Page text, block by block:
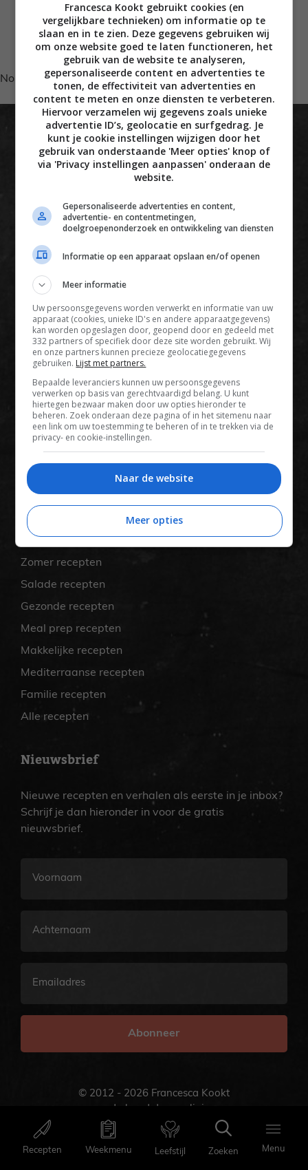
Recepten Weekmenu Zoeken Favorieten Menu
Recepten Weekmenu Leefstijl Zoeken Menu
Volg je mij al op Instagram?
No posts found.
Privacy voorwaarden
Contact
Instagram
Facebook
Pinterest
Home
Word gratis lid
Recepten
Leefstijl
Reizen
Shop Francesca Kookt boeken
Shop Voedzaam Leven Ontbijtgids
Samenwerken
Zomer recepten
Salade recepten
Gezonde recepten
Meal prep recepten
Makkelijke recepten
Mediterraanse recepten
Familie recepten
Alle recepten
Nieuwsbrief
Nieuwe recepten en verhalen als eerste in je inbox?
Schrijf je dan hieronder in voor de gratis
nieuwsbrief.
mailadres
© 2012 - 2026 Francesca Kookt
onderhoud door
onlinio
Francesca Kookt gebruikt cookies (en
vergelijkbare technieken) om informatie op te
slaan en in te zien. Deze gegevens gebruiken wij
om onze website goed te laten functioneren, het
gebruik van de website te analyseren,
gepersonaliseerde content en advertenties te
tonen, de effectiviteit van advertenties en
content te meten en onze diensten te verbeteren.
Hiervoor verzamelen wij gegevens zoals unieke
advertentie ID’s, geolocatie en surfgedrag. Je
kunt je cookie instellingen wijzigen door het
gebruik van onderstaande 'Meer opties' knop of
via 'Privacy instellingen aanpassen' onderaan de
website.
Gepersonaliseerde advertenties en content,
advertentie- en contentmetingen,
doelgroepenonderzoek en ontwikkeling van diensten
Informatie op een apparaat opslaan en/of openen
Meer informatie
Uw persoonsgegevens worden verwerkt en informatie van uw
apparaat (cookies, unieke ID's en andere apparaatgegevens)
kan worden opgeslagen door, geopend door en gedeeld met
332 partners of specifiek door deze site worden gebruikt. Wij
en onze partners kunnen precieze geolocatiegegevens
gebruiken. Lijst met partners.
Bepaalde leveranciers kunnen uw persoonsgegevens
verwerken op basis van gerechtvaardigd belang. U kunt
hiertegen bezwaar maken door uw opties hieronder te
beheren. Zoek onderaan deze pagina of in het sitemenu naar
een link om uw toestemming te beheren of in te trekken via de
privacy- en cookie-instellingen.
Naar de website
Meer opties